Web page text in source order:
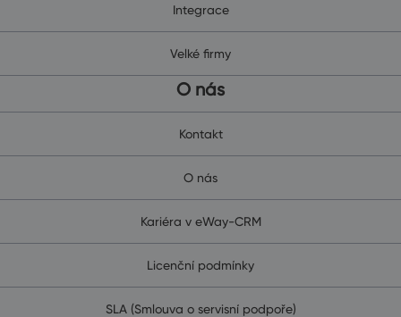
Integrace
Velké firmy
O nás
Kontakt
O nás
Kariéra v eWay-CRM
Licenční podmínky
SLA (Smlouva o servisní podpoře)